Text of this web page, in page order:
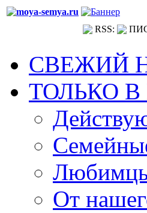
RSS:
СВЕЖИЙ
ТОЛЬКО
От